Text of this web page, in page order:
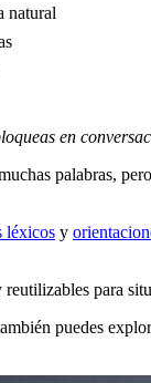
natural
en
palabras,
léxicos y
reutilizables para
puedes